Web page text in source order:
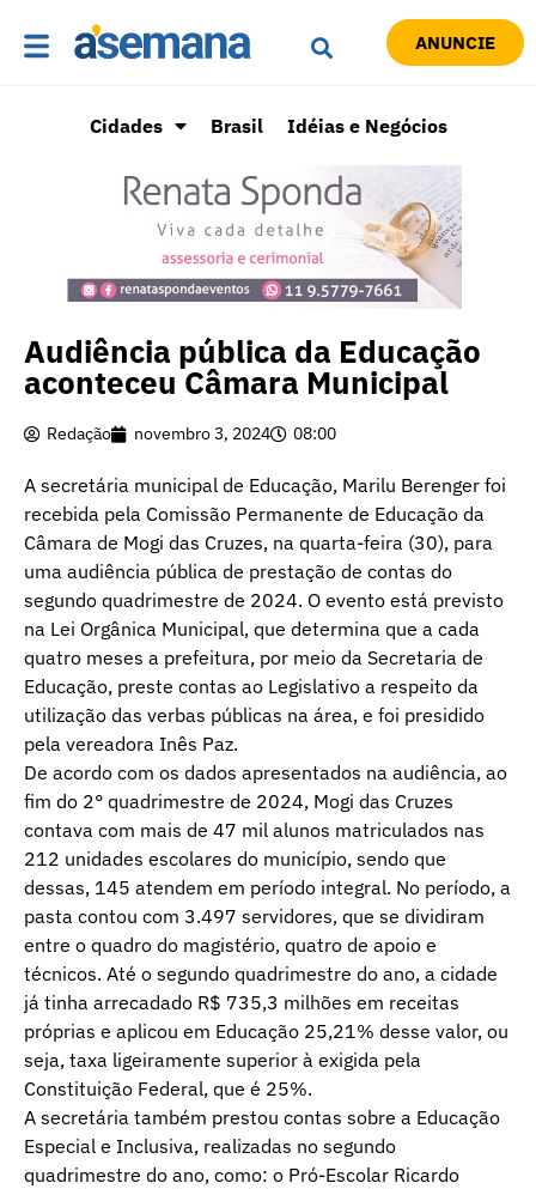
ANUNCIE
Cidades Brasil Idéias e Negócios
Audiência pública da Educação
aconteceu Câmara Municipal
Redação novembro 3, 2024 08:00
A secretária municipal de Educação, Marilu Berenger foi
recebida pela Comissão Permanente de Educação da
Câmara de Mogi das Cruzes, na quarta-feira (30), para
uma audiência pública de prestação de contas do
segundo quadrimestre de 2024. O evento está previsto
na Lei Orgânica Municipal, que determina que a cada
quatro meses a prefeitura, por meio da Secretaria de
Educação, preste contas ao Legislativo a respeito da
utilização das verbas públicas na área, e foi presidido
pela vereadora Inês Paz.
De acordo com os dados apresentados na audiência, ao
fim do 2° quadrimestre de 2024, Mogi das Cruzes
contava com mais de 47 mil alunos matriculados nas
212 unidades escolares do município, sendo que
dessas, 145 atendem em período integral. No período, a
pasta contou com 3.497 servidores, que se dividiram
entre o quadro do magistério, quatro de apoio e
técnicos. Até o segundo quadrimestre do ano, a cidade
já tinha arrecadado R$ 735,3 milhões em receitas
próprias e aplicou em Educação 25,21% desse valor, ou
seja, taxa ligeiramente superior à exigida pela
Constituição Federal, que é 25%.
A secretária também prestou contas sobre a Educação
Especial e Inclusiva, realizadas no segundo
quadrimestre do ano, como: o Pró-Escolar Ricardo